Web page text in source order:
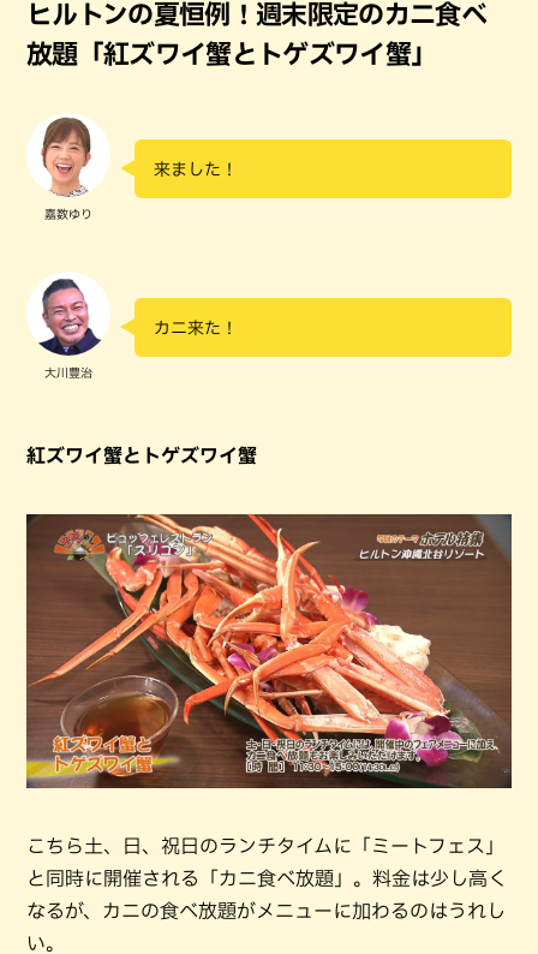
ヒルトンの夏恒例！週末限定のカニ食べ
放題「紅ズワイ蟹とトゲズワイ蟹」
嘉数ゆり
来ました！
大川豊治
カニ来た！
紅ズワイ蟹とトゲズワイ蟹
こちら土、日、祝日のランチタイムに「ミートフェス」
と同時に開催される「カニ食べ放題」。料金は少し高く
なるが、カニの食べ放題がメニューに加わるのはうれし
い。